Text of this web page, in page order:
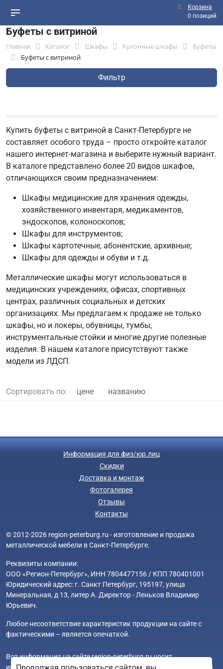
Корзина
0 позиций
Буфеты с витриной
Главная Каталог Шкафы Кухонные шкафы
Буфеты
Буфеты с витриной
Фильтр
Купить буфеты с витриной в Санкт-Петербурге не
составляет особого труда – просто откройте каталог
нашего интернет-магазина и выберите нужный вариант.
В каталоге представлено более 20 видов шкафов,
отличающихся своим предназначением:
Шкафы медицинские для хранения одежды,
хозяйственного инвентаря, медикаментов,
эндоскопов, колоноскопов;
Шкафы для инструментов;
Шкафы картотечные, абонентские, архивные;
Шкафы для одежды и обуви и т.д.
Металлические шкафы могут использоваться в
медицинских учреждениях, офисах, спортивных
центрах, различных социальных и детских
организациях. Мы предлагаем к продаже не только
шкафы, но и локеры, обувницы, тумбы,
инструментальные стойки и многие другие полезные
изделия. В нашем каталоге присутствуют также
модели из ЛДСП.
Сортировать по: цене названию
Информация для физ/юр.лиц
Скидки
Доставка и монтаж
Фотогалерея
Отзывы
Контакты
© 2012-2026 region-peterburg.ru - изготовление и продажа
металлической мебели в Санкт-Петербурге.
Реквизиты компании:
ООО «Регион-Петербург», ИНН 7804477156 / КПП 780401001
Юридический адрес: г. Санкт Петербург, 195197, улица
Минеральная, д 13, литер А. Директор - Леньков Владимир
Юрьевич.
Любое несоответствие характеристик продукции на сайте с
фактическими – является опечаткой.
Вся информация на сайте region-peterburg.ru носит
исключительно ознакомительный и справочный характер и ни